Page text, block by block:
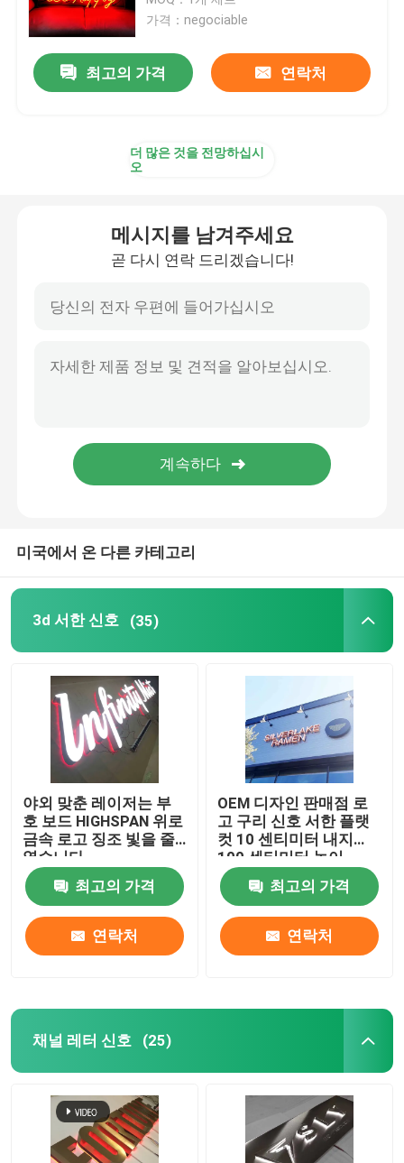
주도하는 네온 사인
레스토랑 부호 보드
라이트 박스 신호
차양 서한 신호
가격：negociable
최고의 가격 연락처
더 많은 것을 전망하십시
오
메시지를 남겨주세요
곧 다시 연락 드리겠습니다!
미국에서 온 다른 카테고리
3d 서한 신호 (35)
야외 맞춘 레이저는 부
호 보드 HIGHSPAN 위로
금속 로고 징조 빛을 줄
였습니다
최고의 가격
연락처
OEM 디자인 판매점 로
고 구리 신호 서한 플랫
컷 10 센티미터 내지
100 센티미터 높이
최고의 가격
연락처
채널 레터 신호 (25)